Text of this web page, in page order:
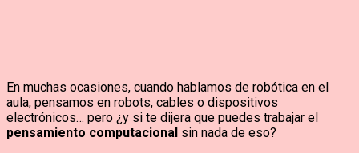
En muchas ocasiones, cuando hablamos de robótica en el
aula, pensamos en robots, cables o dispositivos
electrónicos… pero ¿y si te dijera que puedes trabajar el
pensamiento computacional sin nada de eso?